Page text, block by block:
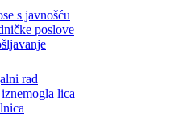
s javnošću
poslove